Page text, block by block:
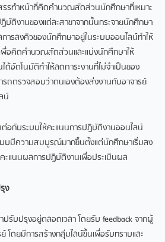
รทำหน้าที่คิดคำนวณสัดส่วนนักศึกษาที่เหมาะ
ติงานของแต่ละสาขาจากนั้นกระจายนักศึกษา
ารลงคิวของนักศึกษาอยู่ในระบบออนไลน์ทำให้
พื่อคิดคำนวณสัดส่วนและแบ่งนักศึกษาให้
ด้อัตโนมัติทำให้ลดภาระงานที่ไม่จำเป็นของ
รถตรวจสอบว่าตนเองต้องส่งงานกับอาจารย์
น์
ะบบให้คะแนนการปฏิบัติงานออนไลน์
ะบบมีความสมบูรณ์มากขึ้นตั้งแต่นักศึกษาเริ่มลง
ะแนนผลการปฏิบัติงานเพื่อประเมินผล
งอยู่ตลอดเวลา โดยรับ feedback จากผู้
โดยมีการสร้างกลุ่มไลน์ขึ้นเพื่อรับทราบและ